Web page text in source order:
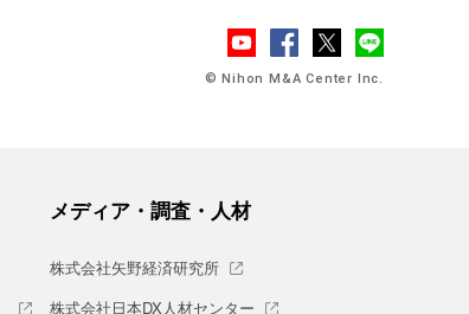
© Nihon M&A Center Inc.
メディア・調査・人材
株式会社矢野経済研究所
株式会社日本DX人材センター